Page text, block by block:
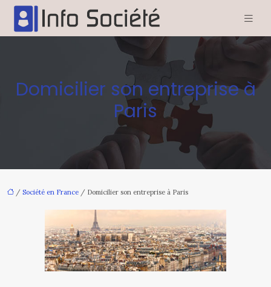
Domicilier son entreprise à
Paris
/ Société en France / Domicilier son entreprise à Paris